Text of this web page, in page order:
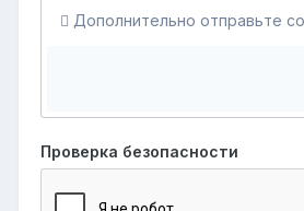
Дополнительно отправьте
Проверка безопасности